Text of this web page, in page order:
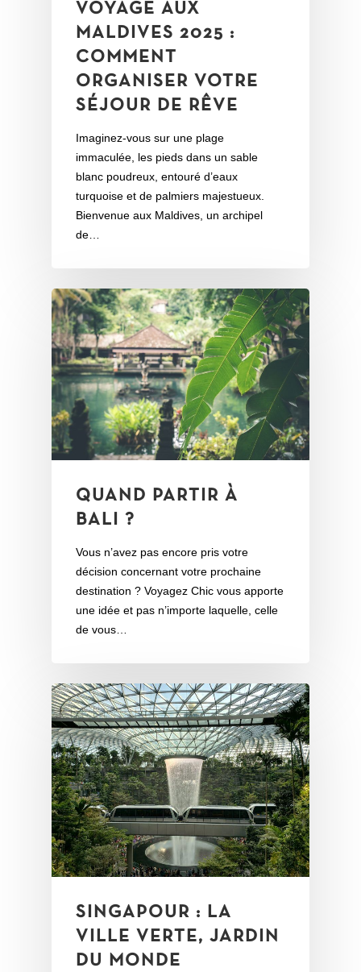
VOYAGE AUX
MALDIVES 2025 :
COMMENT
ORGANISER VOTRE
SÉJOUR DE RÊVE
Imaginez-vous sur une plage
immaculée, les pieds dans un sable
blanc poudreux, entouré d’eaux
turquoise et de palmiers majestueux.
Bienvenue aux Maldives, un archipel
de…
QUAND PARTIR À
BALI ?
Vous n’avez pas encore pris votre
décision concernant votre prochaine
destination ? Voyagez Chic vous apporte
une idée et pas n’importe laquelle, celle
de vous…
SINGAPOUR : LA
VILLE VERTE, JARDIN
DU MONDE